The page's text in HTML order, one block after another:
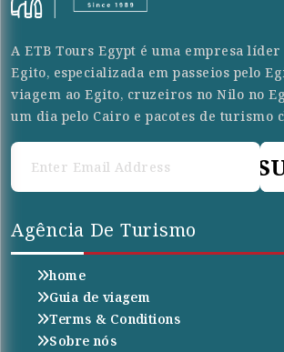
A ETB Tours Egypt é uma empresa
Egito, especializada em passeios pelo
viagem ao Egito, cruzeiros no Nilo no
um dia pelo Cairo e pacotes de turismo
Agência De Turismo
home
Guia de viagem
Terms & Conditions
Sobre nós